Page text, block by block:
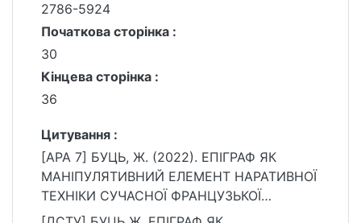
2786-5924
Початкова сторінка :
30
Кінцева сторінка :
36
Цитування :
[APA 7] БУЦЬ, Ж. (2022). ЕПІГРАФ ЯК
МАНІПУЛЯТИВНИЙ ЕЛЕМЕНТ НАРАТИВНОЇ
ТЕХНІКИ СУЧАСНОЇ ФРАНЦУЗЬКОЇ
ЖІНОЧОЇ ПРОЗИ. Folia Philologica, (3), 30–